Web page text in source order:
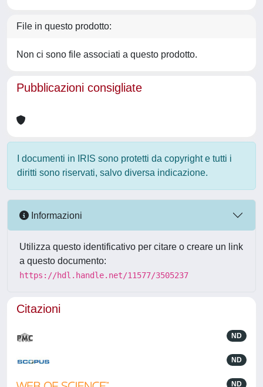
File in questo prodotto:
Non ci sono file associati a questo prodotto.
Pubblicazioni consigliate
I documenti in IRIS sono protetti da copyright e tutti i
diritti sono riservati, salvo diversa indicazione.
Informazioni
Utilizza questo identificativo per citare o creare un link
a questo documento:
https://hdl.handle.net/11577/3505237
Citazioni
ND
ND
ND